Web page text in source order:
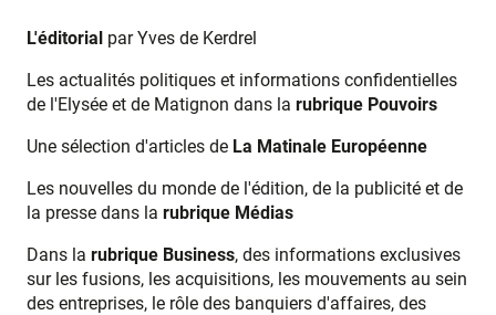
L'éditorial par Yves de Kerdrel
Les actualités politiques et informations confidentielles
de l'Elysée et de Matignon dans la rubrique Pouvoirs
Une sélection d'articles de La Matinale Européenne
Les nouvelles du monde de l'édition, de la publicité et de
la presse dans la rubrique Médias
Dans la rubrique Business, des informations exclusives
sur les fusions, les acquisitions, les mouvements au sein
des entreprises, le rôle des banquiers d'affaires, des